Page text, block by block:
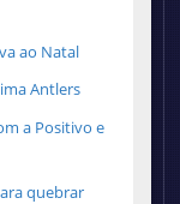
ao Natal
Antlers
a Positivo e
quebrar